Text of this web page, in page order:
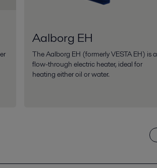
Aalborg EH
The Aalborg EH (formerly VESTA EH) is a
flow-through electric heater, ideal for
heating either oil or water.